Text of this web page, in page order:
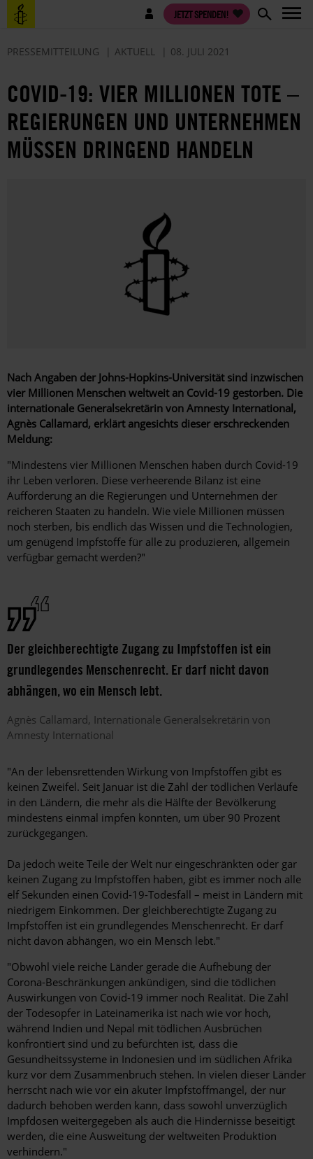
Direkt
zum
Benutzermenü JETZT SPENDEN!
PRESSEMITTEILUNG AKTUELL 08. JULI 2021
COVID-19: VIER MILLIONEN TOTE –
REGIERUNGEN UND UNTERNEHMEN
MÜSSEN DRINGEND HANDELN
Nach Angaben der Johns-Hopkins-Universität sind inzwischen
vier Millionen Menschen weltweit an Covid-19 gestorben. Die
internationale Generalsekretärin von Amnesty International,
Agnès Callamard, erklärt angesichts dieser erschreckenden
Meldung:
"Mindestens vier Millionen Menschen haben durch Covid-19
ihr Leben verloren. Diese verheerende Bilanz ist eine
Aufforderung an die Regierungen und Unternehmen der
reicheren Staaten zu handeln. Wie viele Millionen müssen
noch sterben, bis endlich das Wissen und die Technologien,
um genügend Impfstoffe für alle zu produzieren, allgemein
verfügbar gemacht werden?"
Der gleichberechtigte Zugang zu Impfstoffen ist ein
grundlegendes Menschenrecht. Er darf nicht davon
abhängen, wo ein Mensch lebt.
Agnès Callamard Internationale Generalsekretärin von
Amnesty International
"An der lebensrettenden Wirkung von Impfstoffen gibt es
keinen Zweifel. Seit Januar ist die Zahl der tödlichen Verläufe
in den Ländern, die mehr als die Hälfte der Bevölkerung
mindestens einmal impfen konnten, um über 90 Prozent
zurückgegangen.
Da jedoch weite Teile der Welt nur eingeschränkten oder gar
keinen Zugang zu Impfstoffen haben, gibt es immer noch alle
elf Sekunden einen Covid-19-Todesfall – meist in Ländern mit
niedrigem Einkommen. Der gleichberechtigte Zugang zu
Impfstoffen ist ein grundlegendes Menschenrecht. Er darf
nicht davon abhängen, wo ein Mensch lebt."
"Obwohl viele reiche Länder gerade die Aufhebung der
Corona-Beschränkungen ankündigen, sind die tödlichen
Auswirkungen von Covid-19 immer noch Realität. Die Zahl
der Todesopfer in Lateinamerika ist nach wie vor hoch,
während Indien und Nepal mit tödlichen Ausbrüchen
konfrontiert sind und zu befürchten ist, dass die
Gesundheitssysteme in Indonesien und im südlichen Afrika
kurz vor dem Zusammenbruch stehen. In vielen dieser Länder
herrscht nach wie vor ein akuter Impfstoffmangel, der nur
dadurch behoben werden kann, dass sowohl unverzüglich
Impfdosen weitergegeben als auch die Hindernisse beseitigt
werden, die eine Ausweitung der weltweiten Produktion
verhindern."